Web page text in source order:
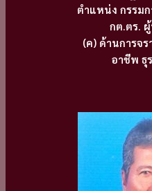
ตำแหน่ง กรรมก
กต.ตร.
(ค) ด้านการจ
อาชีพ ธุ